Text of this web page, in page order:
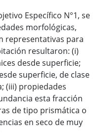
Específico N°1, se
morfológicas,
representativas para
resultaron: (i)
desde superficie;
superficie, de clase
(iii) propiedades
esta fracción
de tipo prismática o
en seco de muy